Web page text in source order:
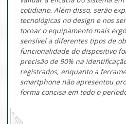
cotidiano. Além disso, serão
tecnológicas no design e nos
tornar o equipamento mais
sensível a diferentes tipos de
funcionalidade do dispositivo
precisão de 90% na
registrados, enquanto a
smartphone não apresentou
forma concisa em todo o